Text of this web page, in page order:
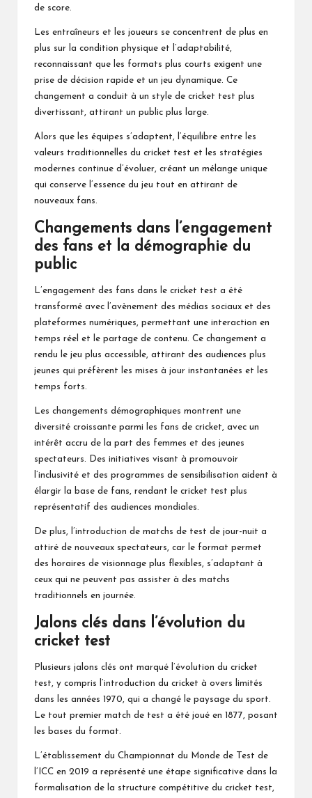
de score.
Les entraîneurs et les joueurs se concentrent de plus en
plus sur la condition physique et l’adaptabilité,
reconnaissant que les formats plus courts exigent une
prise de décision rapide et un jeu dynamique. Ce
changement a conduit à un style de cricket test plus
divertissant, attirant un public plus large.
Alors que les équipes s’adaptent, l’équilibre entre les
valeurs traditionnelles du cricket test et les stratégies
modernes continue d’évoluer, créant un mélange unique
qui conserve l’essence du jeu tout en attirant de
nouveaux fans.
Changements dans l’engagement
des fans et la démographie du
public
L’engagement des fans dans le cricket test a été
transformé avec l’avènement des médias sociaux et des
plateformes numériques, permettant une interaction en
temps réel et le partage de contenu. Ce changement a
rendu le jeu plus accessible, attirant des audiences plus
jeunes qui préfèrent les mises à jour instantanées et les
temps forts.
Les changements démographiques montrent une
diversité croissante parmi les fans de cricket, avec un
intérêt accru de la part des femmes et des jeunes
spectateurs. Des initiatives visant à promouvoir
l’inclusivité et des programmes de sensibilisation aident à
élargir la base de fans, rendant le cricket test plus
représentatif des audiences mondiales.
De plus, l’introduction de matchs de test de jour-nuit a
attiré de nouveaux spectateurs, car le format permet
des horaires de visionnage plus flexibles, s’adaptant à
ceux qui ne peuvent pas assister à des matchs
traditionnels en journée.
Jalons clés dans l’évolution du
cricket test
Plusieurs jalons clés ont marqué l’évolution du cricket
test, y compris l’introduction du cricket à overs limités
dans les années 1970, qui a changé le paysage du sport.
Le tout premier match de test a été joué en 1877, posant
les bases du format.
L’établissement du Championnat du Monde de Test de
l’ICC en 2019 a représenté une étape significative dans la
formalisation de la structure compétitive du cricket test,